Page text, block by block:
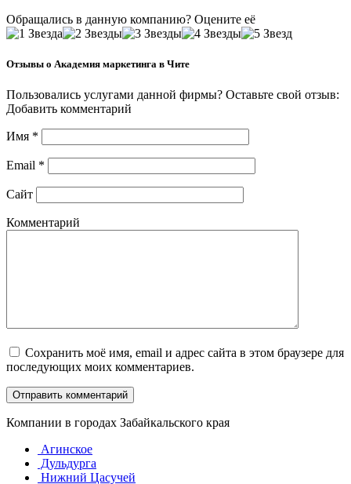
Обращались в данную компанию? Оцените её
Отзывы о Академия маркетинга в Чите
Пользовались услугами данной фирмы? Оставьте свой отзыв:
Добавить комментарий
Имя *
Email *
Сайт
Комментарий
Сохранить моё имя, email и адрес сайта в этом браузере для
последующих моих комментариев.
Компании в городах Забайкальского края
Агинское
Дульдурга
Нижний Цасучей